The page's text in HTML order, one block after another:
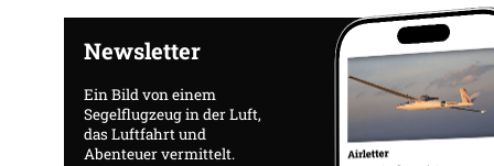
Newsletter
Ein Bild von einem
Segelflugzeug in der Luft,
das Luftfahrt und
Abenteuer vermittelt.